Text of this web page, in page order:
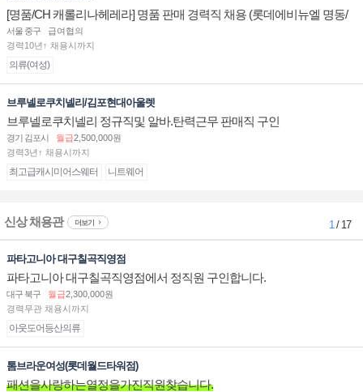
[명품/CH 캐롤리나헤레라] 명품 판매 경력직 채용 (롯데에비뉴엘 명동/
잠실/부산)
서울 중구
급여협의
경력10년↑ 채용시까지
의류(여성)
브루넬로쿠치넬리/김포현대아울렛
브루넬로쿠치넬리 정규직및 알바.탄력근무 판매직 구인
경기 김포시 월급2,500,000원
경력3년↑ 채용시까지
최고급캐시미어스웨터 니트웨어
신상 채용관 더보기 1/ 17
파타고니아 대구칠곡직영점
파타고니아 대구칠곡직영점에서 정직원 구인합니다.
대구 북구 월급2,300,000원
경력무관 채용시까지
아웃도어등산의류
톰브라운여성(롯데월드타워점)
패션을사랑하는열정을가진직원찾습니다.